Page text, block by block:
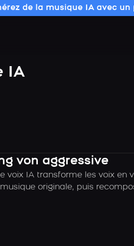
de la musique IA avec un
IA
von aggressive
IA transforme les voix en
originale, puis